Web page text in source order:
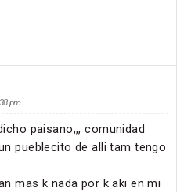
pm
paisano,,, comunidad
pueblecito de alli tam tengo
mas k nada por k aki en mi